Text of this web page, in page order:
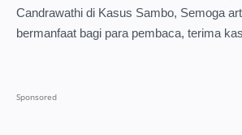
Candrawathi di Kasus Sambo, Semoga
bermanfaat bagi para pembaca, terima